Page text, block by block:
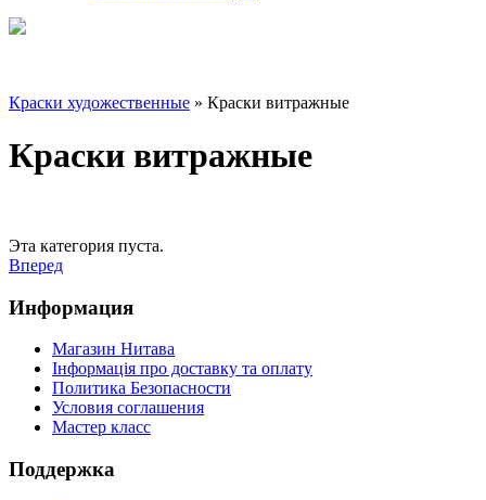
Краски художественные » Краски витражные
Краски витражные
Эта категория пуста.
Вперед
Информация
Магазин Нитава
Інформація про доставку та оплату
Политика Безопасности
Условия соглашения
Мастер класс
Поддержка